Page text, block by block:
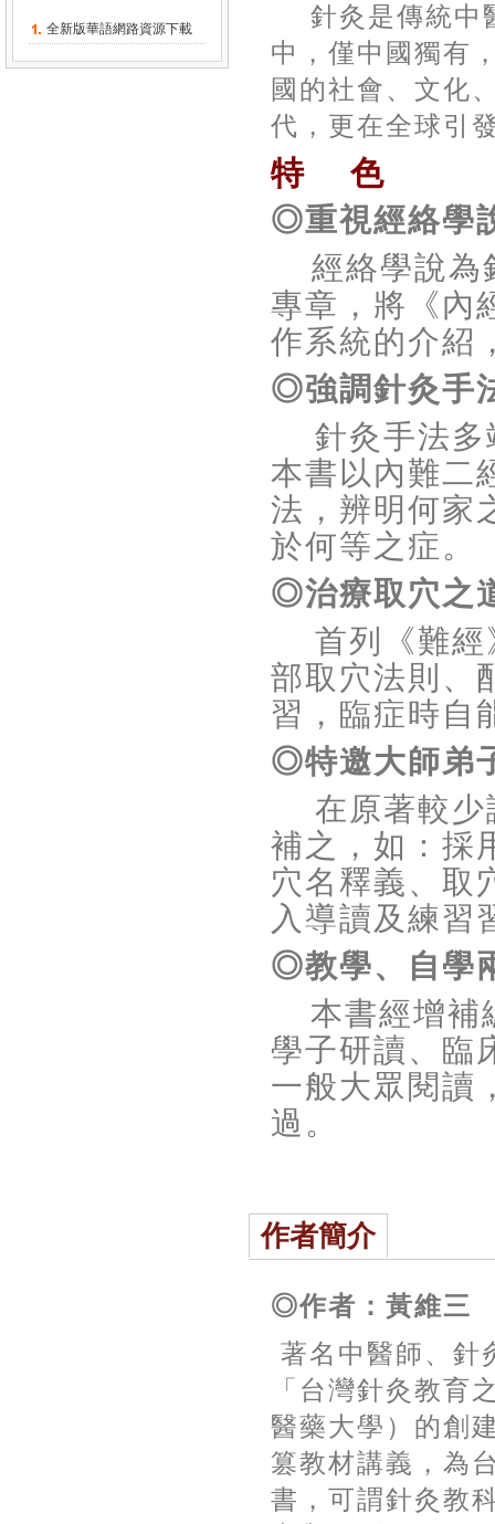
針灸是傳統中
中，僅中國獨有
國的社會、文化
代，更在全球引
特 色
◎重視經絡學
經絡學說為
專章，將《內
作系統的介紹
◎強調針灸手
針灸手法
本書以內難二
法，辨明何家
於何等之症。
◎治療取穴之
首列《難
部取穴法則、
習，臨症時自
◎特邀大師弟
在原著較
補之，如：採
穴名釋義、取
入導讀及練習
◎教學、自學
本書經增補
學子研讀、臨
一般大眾閱讀
過。
作者簡介
◎作者：黃維三
著名中醫師、針
「台灣針灸教育
醫藥大學）的創
篡教材講義，為
書，可謂針灸教
全新版華語網路資源下載